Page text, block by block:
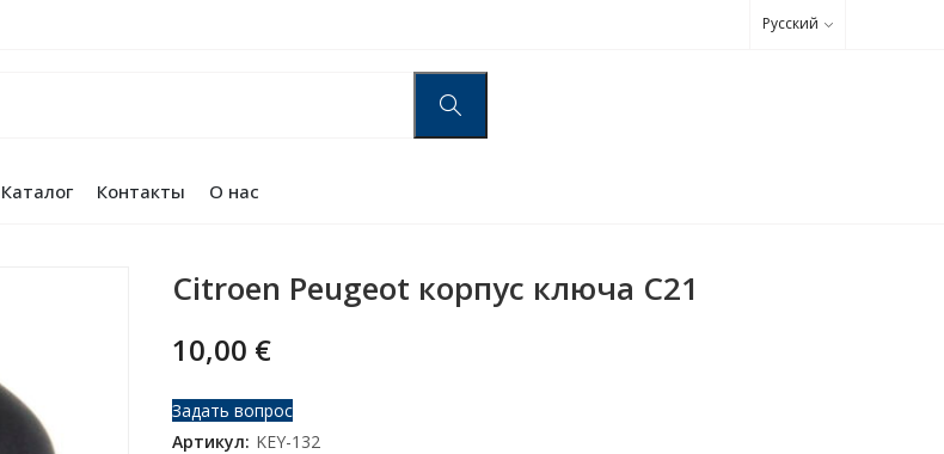
Русский
Каталог Контакты О нас
Citroen Peugeot корпус ключа C21
10,00 €
Задать вопрос
Артикул: KEY-132